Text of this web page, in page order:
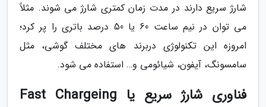
شارژ سریع دارند در مدت زمان کمتری شارژ می شوند. مثلاً
می توان در نیم ساعت 60 یا 50 درصد باتری را پر کرد؛
امروزه این تکنولوژی دربرند های مختلف گوشی، مثل
سامسونگ، آیفون، شیائومی و… استفاده می شود.
فناوری شارژ سریع یا Fast Chargeing